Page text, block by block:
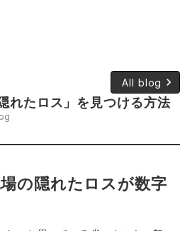
All blog keyboard_arrow_right
れたロス」を見つける方法
の隠れたロスが数字